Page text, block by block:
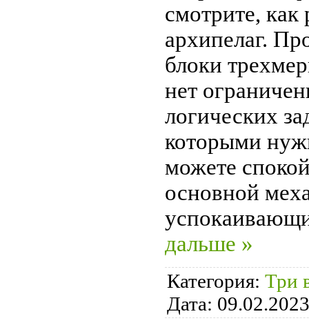
смотрите,
архипелаг.
блоки
нет
логических
которыми
можете
основной
дальше »
Категория: Три
Дата: 09.02.2023